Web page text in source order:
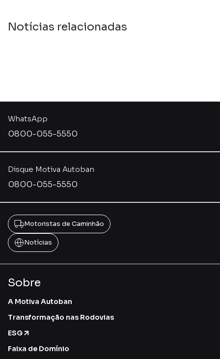
Notícias relacionadas
Disque Motiva Autoban
0800-055-5550
WhatsApp
0800-055-5550
Motoristas de Caminhão
Notícias
Sobre
A Motiva Autoban
Transformação nas Rodovias
ESG
Faixa de Domínio